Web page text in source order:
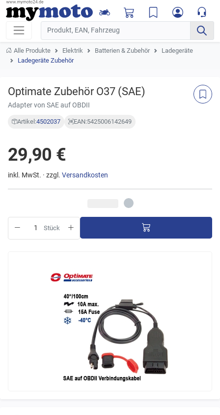
Alle Produkte Elektrik Batterien & Zubehör
Ladegeräte
Ladegeräte Zubehör
Optimate Zubehör O37 (SAE)
Adapter von SAE auf OBDII
Artikel:4502037 EAN:5425006142649
29,90 €
inkl. MwSt. · zzgl. Versandkosten
Stück